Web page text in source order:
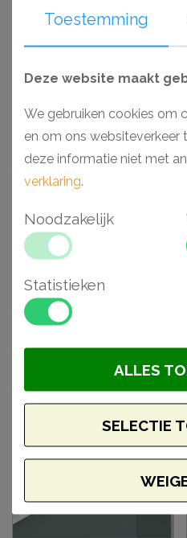
er geen verlies van
duurzaam!
Waarom een plint van
- Hoogwaardig en
- Geen folie, geen papier
- Duurzaam en recyclebaar
- Eenvoudige montage
- Standaard geleverd in
artikelen
Toestemming
Deze website maakt
We gebruiken cookies om
en om ons websiteverkeer
deze informatie niet met
verklaring.
Noodzakelijk
Statistieken
SELECTIE
ALLES